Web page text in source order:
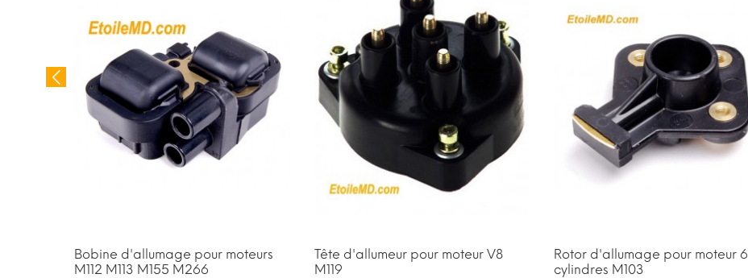
Bobine d'allumage pour moteurs
M112 M113 M155 M266
Tête d'allumeur pour moteur V8
M119
Rotor d'allumage pour moteur 6
cylindres M103